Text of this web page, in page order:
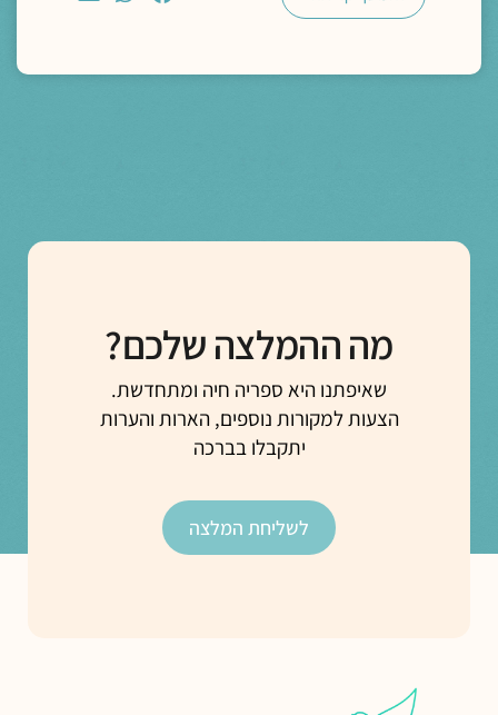
מה ההמלצה שלכם?
שאיפתנו היא ספריה חיה ומתחדשת.
הצעות למקורות נוספים, הארות והערות
יתקבלו בברכה
לשליחת המלצה